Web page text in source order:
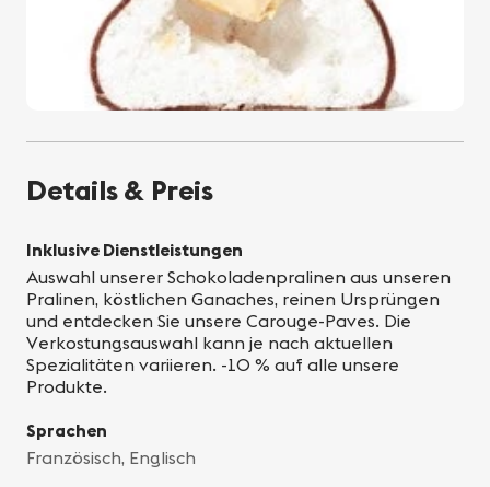
Details & Preis
Inklusive Dienstleistungen
Auswahl unserer Schokoladenpralinen aus unseren
Pralinen, köstlichen Ganaches, reinen Ursprüngen
und entdecken Sie unsere Carouge-Paves. Die
Verkostungsauswahl kann je nach aktuellen
Spezialitäten variieren. -10 % auf alle unsere
Produkte.
Sprachen
Französisch, Englisch